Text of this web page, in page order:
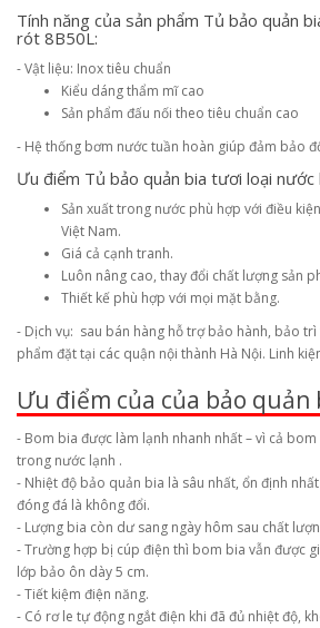
Tính năng của sản phẩm Tủ bảo quản
rót 8B50L:
- Vật liệu: Inox tiêu chuẩn
Kiểu dáng thẩm mĩ cao
Sản phẩm đấu nối theo tiêu chuẩn cao
- Hệ thống bơm nước tuần hoàn giúp đảm bảo
Ưu điểm Tủ bảo quản bia tươi loại
Sản xuất trong nước phù hợp với điều
Việt Nam.
Giá cả cạnh tranh.
Luôn nâng cao, thay đổi chất lượng sản
Thiết kế phù hợp với mọi mặt bằng.
- Dịch vụ: sau bán hàng hỗ trợ bảo hành, bảo
phẩm đặt tại các quận nội thành Hà Nội. Linh
Ưu điểm của của bảo quản
- Bom bia được làm lạnh nhanh nhất – vì cả
trong nước lạnh .
- Nhiệt độ bảo quản bia là sâu nhất, ổn định
đóng đá là không đổi.
- Lượng bia còn dư sang ngày hôm sau chất
- Trường hợp bị cúp điện thì bom bia vẫn được
lớp bảo ôn dày 5 cm.
- Tiết kiệm điện năng.
- Có rơ le tự động ngắt điện khi đã đủ nhiệt độ,